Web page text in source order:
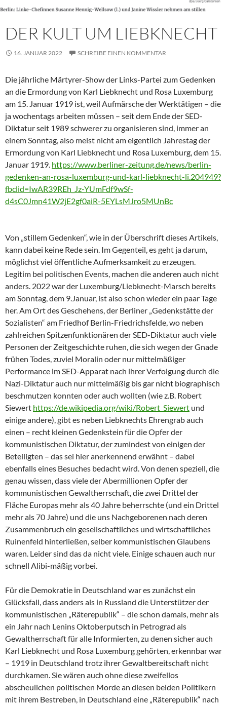
DER KULT UM LIEBKNECHT
16. JANUAR 2022 SCHREIBE EINEN KOMMENTAR
Die jährliche Märtyrer-Show der Links-Partei zum Gedenken
an die Ermordung von Karl Liebknecht und Rosa Luxemburg
am 15. Januar 1919 ist, weil Aufmärsche der Werktätigen – die
ja wochentags arbeiten müssen – seit dem Ende der SED-
Diktatur seit 1989 schwerer zu organisieren sind, immer an
einem Sonntag, also meist nicht am eigentlich Jahrestag der
Ermordung von Karl Liebknecht und Rosa Luxemburg, dem 15.
Januar 1919. https://www.berliner-zeitung.de/news/berlin-
gedenken-an-rosa-luxemburg-und-karl-liebknecht-li.204949?
fbclid=IwAR39REh_Jz-YUmFdf9wSf-
d4sC0Jmn41W2jE2gf0aiR-5EYLsMJro5MUnBc
Von „stillem Gedenken“, wie in der Überschrift dieses Artikels,
kann dabei keine Rede sein. Im Gegenteil, es geht ja darum,
möglichst viel öffentliche Aufmerksamkeit zu erzeugen.
Legitim bei politischen Events, machen die anderen auch nicht
anders. 2022 war der Luxemburg/Liebknecht-Marsch bereits
am Sonntag, dem 9.Januar, ist also schon wieder ein paar Tage
her. Am Ort des Geschehens, der Berliner „Gedenkstätte der
Sozialisten“ am Friedhof Berlin-Friedrichsfelde, wo neben
zahlreichen Spitzenfunktionären der SED-Diktatur auch viele
Personen der Zeitgeschichte ruhen, die sich wegen der Gnade
frühen Todes, zuviel Moralin oder nur mittelmäßiger
Performance im SED-Apparat nach ihrer Verfolgung durch die
Nazi-Diktatur auch nur mittelmäßig bis gar nicht biographisch
beschmutzen konnten oder auch wollten (wie z.B. Robert
Siewert https://de.wikipedia.org/wiki/Robert_Siewert und
einige andere), gibt es neben Liebknechts Ehrengrab auch
einen – recht kleinen Gedenkstein für die Opfer der
kommunistischen Diktatur, der zumindest von einigen der
Beteiligten – das sei hier anerkennend erwähnt – dabei
ebenfalls eines Besuches bedacht wird. Von denen speziell, die
genau wissen, dass viele der Abermillionen Opfer der
kommunistischen Gewaltherrschaft, die zwei Drittel der
Fläche Europas mehr als 40 Jahre beherrschte (und ein Drittel
mehr als 70 Jahre) und die uns Nachgeborenen nach deren
Zusammenbruch ein gesellschaftliches und wirtschaftliches
Ruinenfeld hinterließen, selber kommunistischen Glaubens
waren. Leider sind das da nicht viele. Einige schauen auch nur
schnell Alibi-mäßig vorbei.
Für die Demokratie in Deutschland war es zunächst ein
Glücksfall, dass anders als in Russland die Unterstützer der
kommunistischen „Räterepublik“ – die schon damals, mehr als
ein Jahr nach Lenins Oktoberputsch in Petrograd als
Gewaltherrschaft für alle Informierten, zu denen sicher auch
Karl Liebknecht und Rosa Luxemburg gehörten, erkennbar war
– 1919 in Deutschland trotz ihrer Gewaltbereitschaft nicht
durchkamen. Sie wären auch ohne diese zweifellos
abscheulichen politischen Morde an diesen beiden Politikern
mit ihrem Bestreben, in Deutschland eine „Räterepublik“ nach